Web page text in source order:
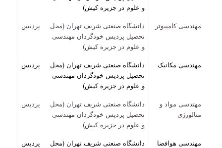
و علوم در جزیره کیش)
مهندسی کامپیوتر
دانشگاه صنعتی شریف تهران (محل
تحصیل پردیس خودگردان مهندسی
و علوم در جزیره کیش)
پردیس
مهندسی مکانیک
دانشگاه صنعتی شریف تهران (محل
تحصیل پردیس خودگردان مهندسی
و علوم در جزیره کیش)
پردیس
مهندسی مواد و
متالورژی
دانشگاه صنعتی شریف تهران (محل
تحصیل پردیس خودگردان مهندسی
و علوم در جزیره کیش)
پردیس
مهندسی هوافضا
دانشگاه صنعتی شریف تهران (محل
پردیس